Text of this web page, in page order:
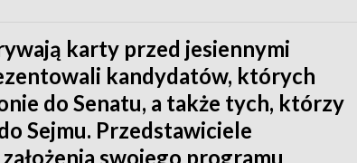
karty przed jesiennymi
kandydatów, których
do Senatu, a także tych, którzy
Sejmu. Przedstawiciele
swojego programu